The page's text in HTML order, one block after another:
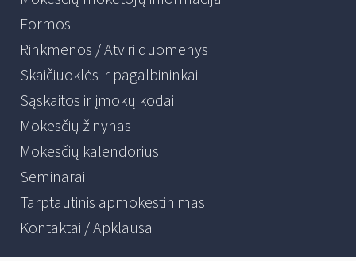
Formos
Rinkmenos / Atviri duomenys
Skaičiuoklės ir pagalbininkai
Sąskaitos ir įmokų kodai
Mokesčių žinynas
Mokesčių kalendorius
Seminarai
Tarptautinis apmokestinimas
Kontaktai / Apklausa